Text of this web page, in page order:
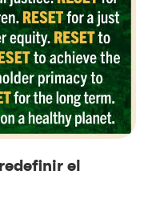
el